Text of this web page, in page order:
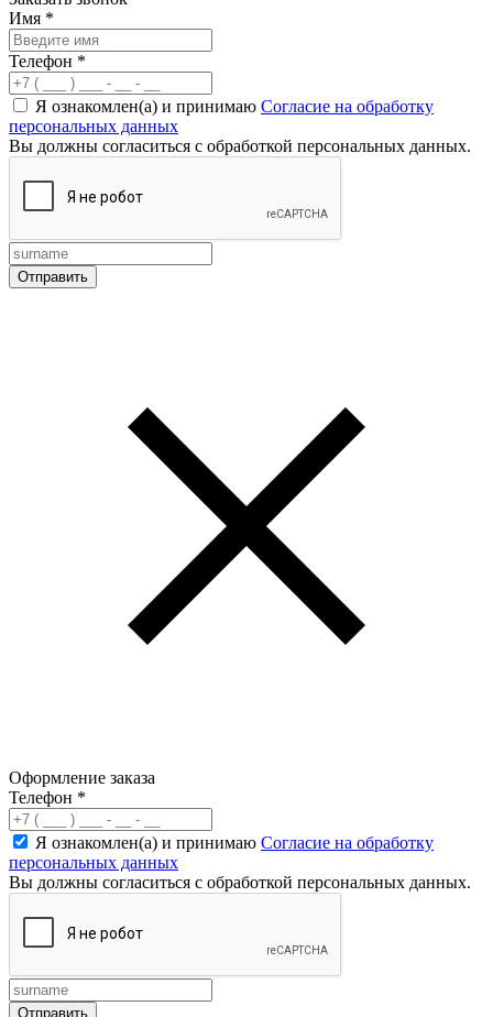
Имя *
Телефон *
Я ознакомлен(а) и принимаю Согласие на обработку
персональных данных
Вы должны согласиться с обработкой персональных данных.
Оформление заказа
Телефон *
Я ознакомлен(а) и принимаю Согласие на обработку
персональных данных
Вы должны согласиться с обработкой персональных данных.